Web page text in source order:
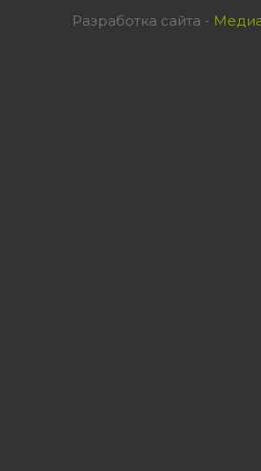
Разработка сайта -